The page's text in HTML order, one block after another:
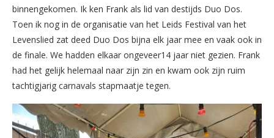
binnengekomen. Ik ken Frank als lid van destijds Duo Dos.
Toen ik nog in de organisatie van het Leids Festival van het
Levenslied zat deed Duo Dos bijna elk jaar mee en vaak ook in
de finale. We hadden elkaar ongeveer14 jaar niet gezien. Frank
had het gelijk helemaal naar zijn zin en kwam ook zijn ruim
tachtigjarig carnavals stapmaatje tegen.